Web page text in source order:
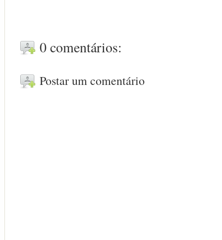
0 comentários:
Postar um comentário